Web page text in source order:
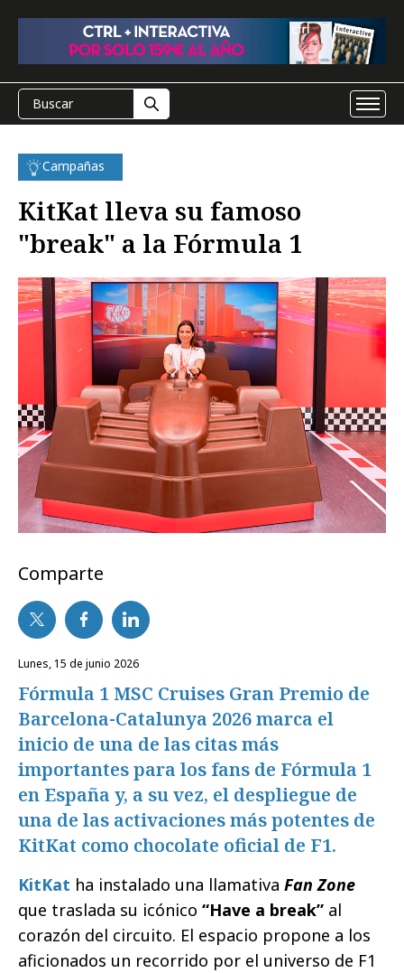
Campañas
KitKat lleva su famoso
"break" a la Fórmula 1
Comparte
lunes, 15 de junio 2026
Fórmula 1 MSC Cruises Gran Premio de
Barcelona-Catalunya 2026 marca el
inicio de una de las citas más
importantes para los fans de Fórmula 1
en España y, a su vez, el despliegue de
una de las activaciones más potentes de
KitKat como chocolate oficial de F1.
KitKat ha instalado una llamativa Fan Zone
que traslada su icónico “Have a break” al
corazón del circuito. El espacio propone a los
aficionados un recorrido por el universo de F1